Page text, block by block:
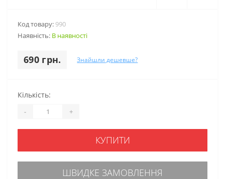
Код товару: 990
Наявність: В наявності
690 грн. Знайшли дешевше?
Кількість:
- +
КУПИТИ
ШВИДКЕ ЗАМОВЛЕННЯ